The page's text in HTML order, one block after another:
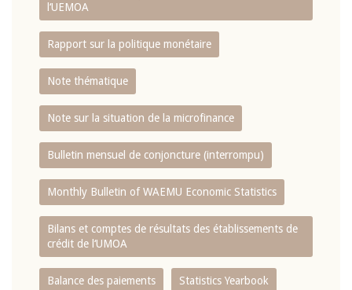
l‘UEMOA
Rapport sur la politique monétaire
Note thématique
Note sur la situation de la microfinance
Bulletin mensuel de conjoncture (interrompu)
Monthly Bulletin of WAEMU Economic Statistics
Bilans et comptes de résultats des établissements de
crédit de l‘UMOA
Balance des paiements Statistics Yearbook